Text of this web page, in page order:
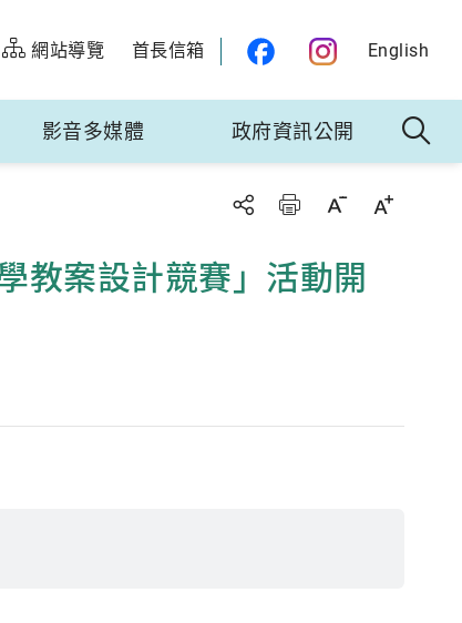
網站導覽 首長信箱 English
影音多媒體 政府資訊公開
教案設計競賽」活動開